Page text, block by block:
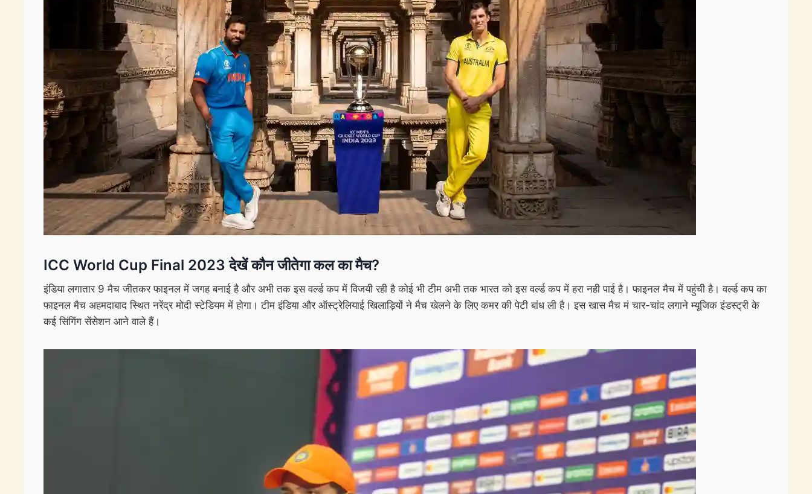
ICC World Cup Final 2023 देखें कौन जीतेगा कल का मैच?
इंडिया लगातार 9 मैच जीतकर फाइनल में जगह बनाई है और अभी तक इस वर्ल्ड कप में विजयी रही है कोई भी टीम अभी तक भारत को इस वर्ल्ड कप में हरा नही पाई है। फाइनल मैच में पहुंची है। वर्ल्ड कप का
फाइनल मैच अहमदाबाद स्थित नरेंद्र मोदी स्टेडियम में होगा। टीम इंडिया और ऑस्ट्रेलियाई खिलाड़ियों ने मैच खेलने के लिए कमर की पेटी बांध ली है। इस खास मैच मं चार-चांद लगाने म्यूजिक इंडस्ट्री के
कई सिंगिंग सेंसेशन आने वाले हैं।